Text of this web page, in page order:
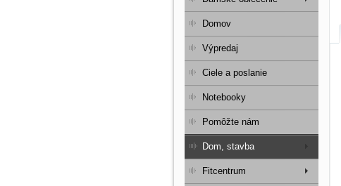
Domov
Výpredaj
Ciele a poslanie
Notebooky
Pomôžte nám
Dom, stavba
Fitcentrum